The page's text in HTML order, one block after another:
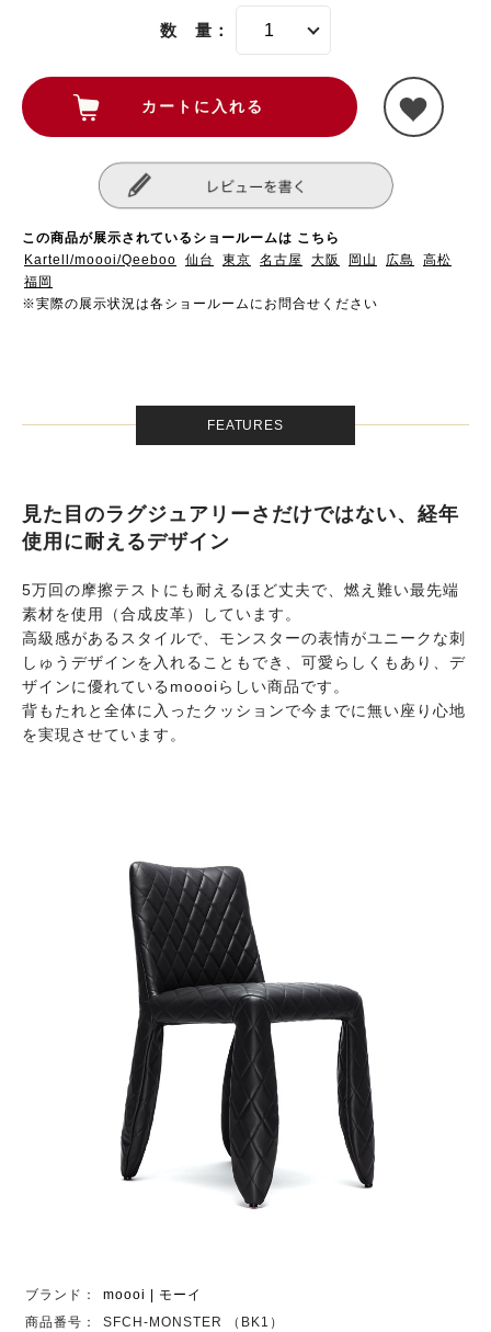
数 量：
この商品が展示されているショールームは こちら
Kartell/moooi/Qeeboo
仙台 東京 名古屋 大阪 岡山 広島
高松
福岡
※実際の展示状況は各ショールームにお問合せください
FEATURES
見た目のラグジュアリーさだけではない、経年
使用に耐えるデザイン
5万回の摩擦テストにも耐えるほど丈夫で、燃え難い最先端
素材を使用（合成皮革）しています。
高級感があるスタイルで、モンスターの表情がユニークな刺
しゅうデザインを入れることもでき、可愛らしくもあり、デ
ザインに優れているmoooiらしい商品です。
背もたれと全体に入ったクッションで今までに無い座り心地
を実現させています。
ブランド：
moooi | モーイ
商品番号：
SFCH-MONSTER （BK1）